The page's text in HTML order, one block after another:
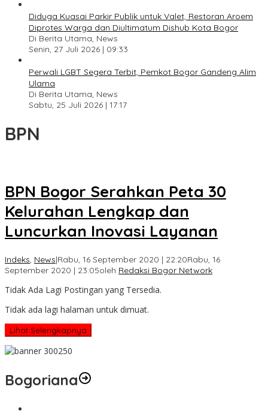
Diduga Kuasai Parkir Publik untuk Valet, Restoran Aroem
Diprotes Warga dan Diultimatum Dishub Kota Bogor
Di Berita Utama, News
Senin, 27 Juli 2026 | 09:33
Perwali LGBT Segera Terbit, Pemkot Bogor Gandeng Alim
Ulama
Di Berita Utama, News
Sabtu, 25 Juli 2026 | 17:17
BPN
BPN Bogor Serahkan Peta 30
Kelurahan Lengkap dan
Luncurkan Inovasi Layanan
Indeks, News|Rabu, 16 September 2020 | 22:20Rabu, 16
September 2020 | 23:05oleh Redaksi Bogor Network
Tidak Ada Lagi Postingan yang Tersedia.
Tidak ada lagi halaman untuk dimuat.
Lihat Selengkapnya
Bogoriana